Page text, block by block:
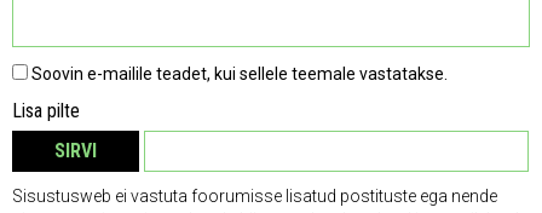
Soovin e-mailile teadet, kui sellele teemale vastatakse.
Lisa pilte
SIRVI
Sisustusweb ei vastuta foorumisse lisatud postituste ega nende